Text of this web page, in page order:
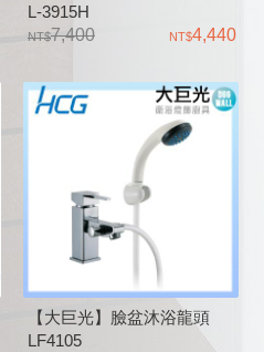
L-3915H
7,400
4,440
【大巨光】臉盆沐浴龍頭
LF4105